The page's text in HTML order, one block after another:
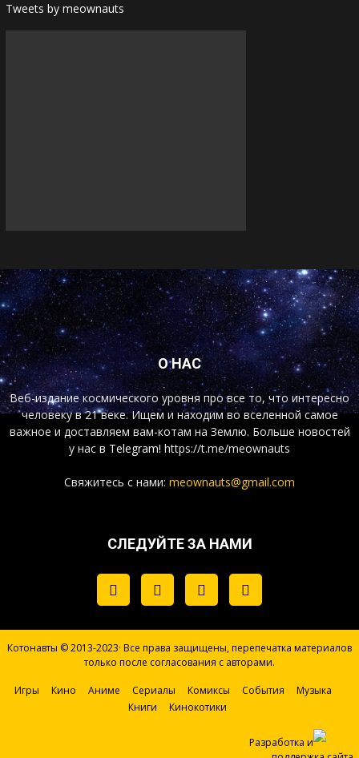
Tweets by meownauts
О НАС
Веб-издание космического уровня про все то, что интересно
человеку в 21 веке. Ищем и находим во вселенной самое
важное и доставляем вам-котам на Землю. Больше новостей
у нас в Telegram! https://t.me/meownauts
Свяжитесь с нами: meownauts@gmail.com
СЛЕДУЙТЕ ЗА НАМИ
Котонавты © 2013-2023· Все права защищены, перепечатка материалов
только после согласования с авторами.
Игры Кино Аниме Сериалы Комиксы События
Музыка
Книги
Кинокотики
Разработка и